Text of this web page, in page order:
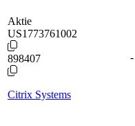
Aktie
US1773761002
898407
Citrix Systems
-